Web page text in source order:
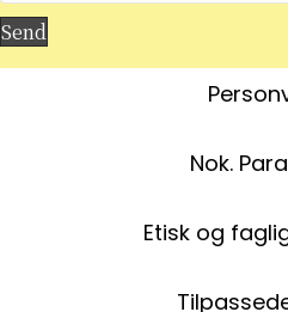
Send
Nok.
Etisk og